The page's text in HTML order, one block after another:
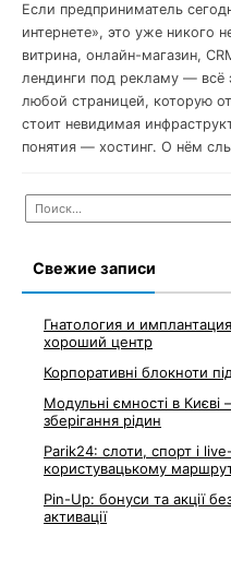
Если предприниматель
интернете», это уже никого
витрина, онлайн-магазин,
лендинги под рекламу —
любой страницей, которую
стоит невидимая
понятия — хостинг. О нём
Найти:
Свежие записи
Гнатология и
хороший центр
Корпоративні блокноти
Модульні ємності в Києві
зберігання рідин
Parik24: слоти, спорт і
користувацькому
Pin-Up: бонуси та акції
активації